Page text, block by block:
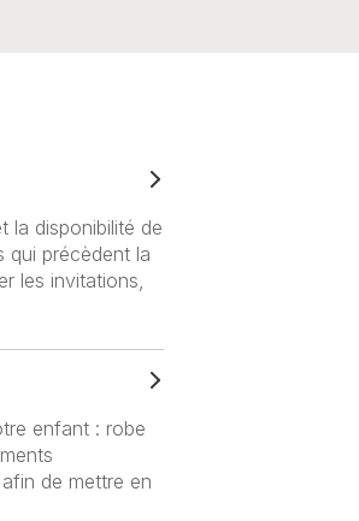
la disponibilité de
qui précèdent la
les invitations,
enfant : robe
de mettre en